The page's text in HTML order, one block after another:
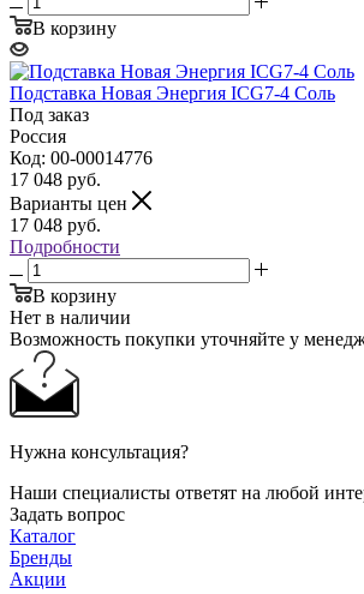
В корзину
Подставка Новая Энергия ICG7-4 Соль
Под заказ
Россия
Код: 00-00014776
17 048 руб.
Варианты цен
17 048 руб.
Подробности
В корзину
Нет в наличии
Возможность покупки уточняйте у
Нужна консультация?
Наши специалисты ответят на любой
Задать вопрос
Каталог
Бренды
Акции